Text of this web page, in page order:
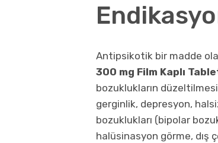
Antipsikotik bir madde
300 mg Film Kaplı
bozuklukların
gerginlik, depresyon,
bozuklukları (bipolar
halüsinasyon görme, dış